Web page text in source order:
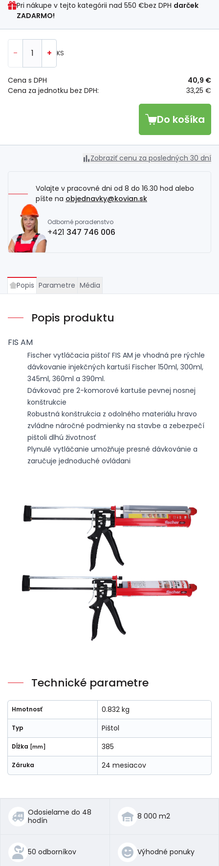
Pri nákupe v tejto kategórii nad 550 €bez DPH darček
ZADARMO!
- + KS
Cena za jednotku bez DPH: 33,25 €
Cena s DPH 40,9 €
Do košíka
Zobraziť cenu za posledných 30 dní
Volajte v pracovné dni od 8 do 16.30 hod alebo
píšte na objednavky@kovian.sk
Odborné poradenstvo
+421 347 746 006
Popis Parametre Média
Popis produktu
FIS AM
Fischer vytláčacia pištoľ FIS AM je vhodná pre rýchle
dávkovanie injekčných kartuší Fischer 150ml, 300ml,
345ml, 360ml a 390ml.
Dávkovač pre 2-komorové kartuše pevnej nosnej
konštrukcie
Robustná konštrukcia z odolného materiálu hravo
zvládne náročné podmienky na stavbe a zebezpečí
pištoli dlhú životnosť
Plynulé vytláčanie umožňuje presné dávkovánie a
zaručuje jednoduché ovládani
Technické parametre
Hmotnosť 0.832 kg
Typ Pištol
Dĺžka [mm] 385
Záruka 24 mesiacov
Odosielame do 48
hodín
8 000 m2
50 odborníkov Výhodné ponuky